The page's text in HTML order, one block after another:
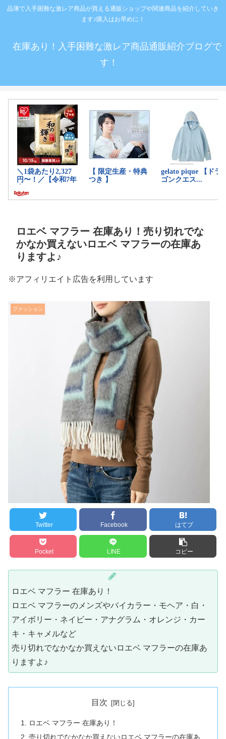
品薄で入手困難な激レア商品が買える通販ショップや関連商品を紹介していき
ます♪購入はお早めに！
在庫あり！入手困難な激レア商品通販紹介ブログで
す！
ロエベ マフラー 在庫あり！売り切れでな
かなか買えないロエベ マフラーの在庫あ
りますよ♪
※アフィリエイト広告を利用しています
ファッション
Twitter Facebook はてブ
Pocket LINE コピー
ロエベ マフラー 在庫あり！
ロエベ マフラーのメンズやバイカラー・モヘア・白・
アイボリー・ネイビー・アナグラム・オレンジ・カー
キ・キャメルなど
売り切れでなかなか買えないロエベ マフラーの在庫あ
りますよ♪
目次
ロエベ マフラー 在庫あり！
売り切れでなかなか買えないロエベ マフラーの在庫あ